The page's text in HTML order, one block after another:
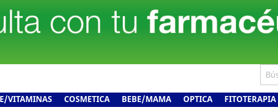
VITAMINAS COSMETICA BEBE/MAMA OPTICA FITOTERAPIA